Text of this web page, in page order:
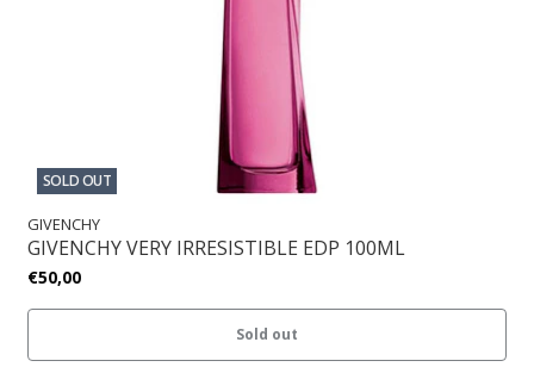
SOLD OUT
GIVENCHY
GIVENCHY VERY IRRESISTIBLE EDP 100ML
€50,00
Sold out